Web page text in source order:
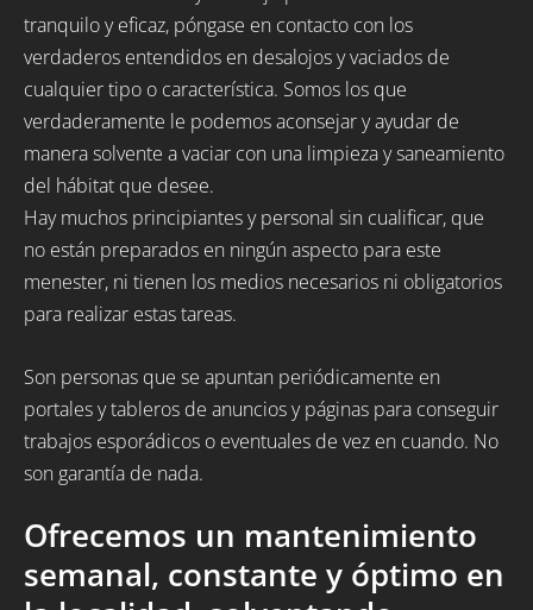
tranquilo y eficaz, póngase en contacto con los
verdaderos entendidos en desalojos y vaciados de
cualquier tipo o característica. Somos los que
verdaderamente le podemos aconsejar y ayudar de
manera solvente a vaciar con una limpieza y saneamiento
del hábitat que desee.
Hay muchos principiantes y personal sin cualificar, que
no están preparados en ningún aspecto para este
menester, ni tienen los medios necesarios ni obligatorios
para realizar estas tareas.
Son personas que se apuntan periódicamente en
portales y tableros de anuncios y páginas para conseguir
trabajos esporádicos o eventuales de vez en cuando. No
son garantía de nada.
Ofrecemos un mantenimiento
semanal, constante y óptimo en